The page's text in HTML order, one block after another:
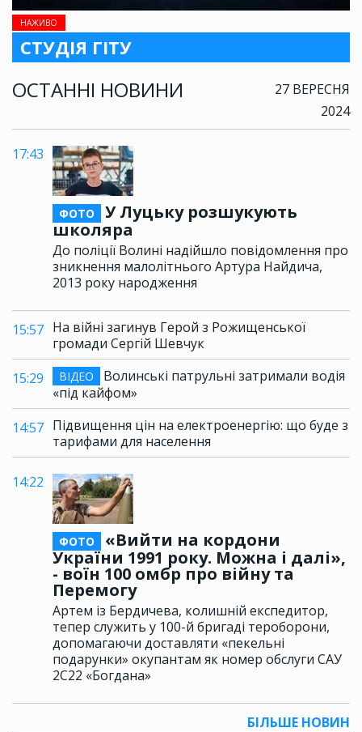
НАЖИВО
СТУДІЯ ГІТУ
ОСТАННІ НОВИНИ
27 ВЕРЕСНЯ
2024
17:43
ФОТО
У Луцьку розшукують
школяра
До поліції Волині надійшло повідомлення про
зникнення малолітнього Артура Найдича,
2013 року народження
15:57 На війні загинув Герой з Рожищенської
громади Сергій Шевчук
15:29
ВІДЕО
Волинські патрульні затримали водія
«під кайфом»
14:57 Підвищення цін на електроенергію: що буде з
тарифами для населення
14:22
ФОТО
«Вийти на кордони
України 1991 року. Можна і далі»,
- воїн 100 омбр про війну та
Перемогу
Артем із Бердичева, колишній експедитор,
тепер служить у 100-й бригаді тероборони,
допомагаючи доставляти «пекельні
подарунки» окупантам як номер обслуги САУ
2С22 «Богдана»
БІЛЬШЕ НОВИН